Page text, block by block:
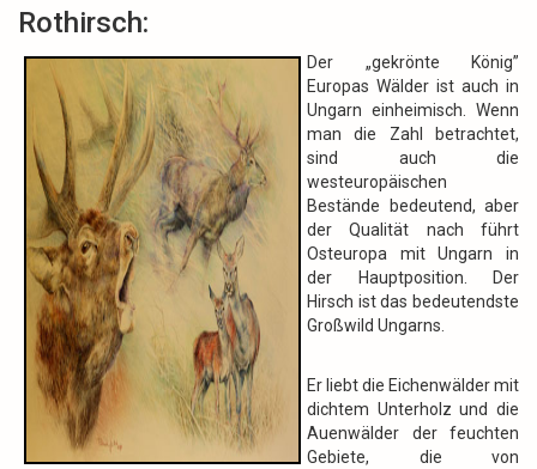
Rothirsch:
Der „gekrönte König”
Europas Wälder ist auch in
Ungarn einheimisch. Wenn
man die Zahl betrachtet,
sind auch die
westeuropäischen
Bestände bedeutend, aber
der Qualität nach führt
Osteuropa mit Ungarn in
der Hauptposition. Der
Hirsch ist das bedeutendste
Großwild Ungarns.
Er liebt die Eichenwälder mit
dichtem Unterholz und die
Auenwälder der feuchten
Gebiete, die von